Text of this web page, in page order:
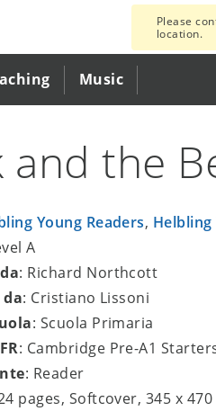
Music
Please
location.
and the
Young Readers, Helbling
A
: Richard Northcott
: Cristiano Lissoni
: Scuola Primaria
: Cambridge Pre-A1
: Reader
pages, Softcover, 345 x